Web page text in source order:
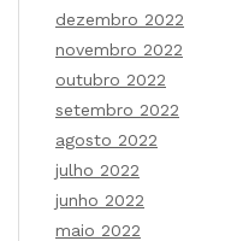
dezembro 2022
novembro 2022
outubro 2022
setembro 2022
agosto 2022
julho 2022
junho 2022
maio 2022